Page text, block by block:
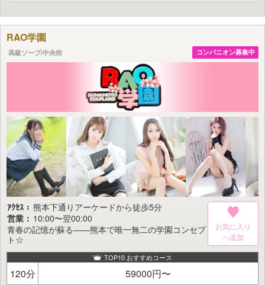
「エスペランサ熊本」。
そして現在、
シティヘブン【熊本】高級ソープ(お店)ランキング第1位
[25.12/26〜26.1/1 集計]
という栄誉をいただいております。
この評価こそが、お客様から寄せられた確かな信頼と満足の証です。
なぜ、私たちは選ばれ続けているのか。
「お客様一人ひとりの望みに、確実に応えること」を
接客、ルックス、スタイル、サービス。
そのすべてに一切の妥協はありません。
風俗の楽しみ方は人それぞれ異なるからこそ、
何を求められているのかに真摯に向き合い、
期待を超える体験を提供することを使命としています。
「エスペランサ熊本」は、決して安価なお店ではありません。
しかし、これまでに感じたことのない快感と、
心の奥に深く残る余韻をお届けできると確信しております。
熊本で、本物の満足を求めるなら。
ランキング1位の実力を、ぜひ一度ご体感ください。
RAO学園
高級ソープ/中央街 コンパニオン募集中
ｱｸｾｽ： 熊本下通りアーケードから徒歩5分
営業： 10:00〜翌00:00
青春の記憶が蘇る――熊本で唯一無二の学園コンセプ
ト☆
お気に入り
TOP10 おすすめコース
120分 59000円〜